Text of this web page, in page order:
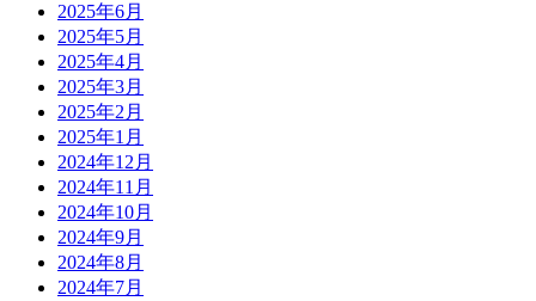
2025年6月
2025年5月
2025年4月
2025年3月
2025年2月
2025年1月
2024年12月
2024年11月
2024年10月
2024年9月
2024年8月
2024年7月